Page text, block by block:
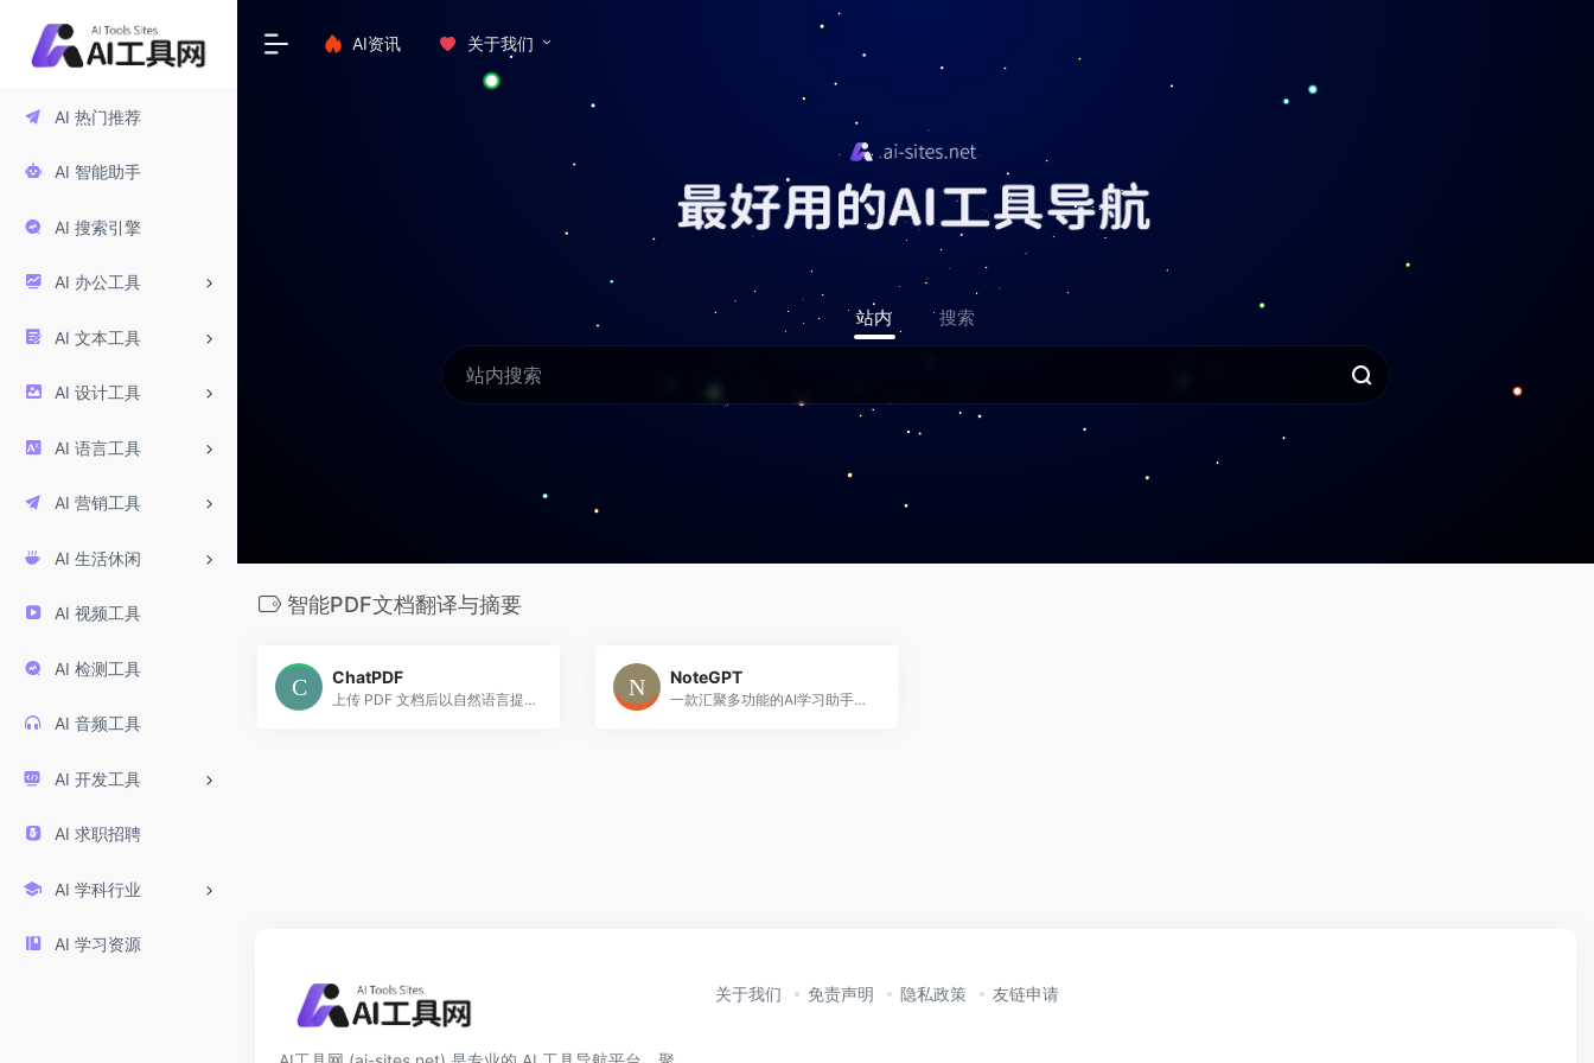
AI 热门推荐
AI 智能助手
AI 搜索引擎
AI 办公工具
AI 文本工具
AI 设计工具
AI 语言工具
AI 营销工具
AI 生活休闲
AI 视频工具
AI 检测工具
AI 音频工具
AI 开发工具
AI 求职招聘
AI 学科行业
AI 学习资源
AI资讯 关于我们
站内 搜索
智能PDF文档翻译与摘要
ChatPDF
上传 PDF 文档后以自然语言提问、生成摘要、跨多个文档对比内容，并提供免费与付费方案。特别适合学生、研究人员和专业人士快速理解长篇文档与查找关键信息。
NoteGPT
一款汇聚多功能的AI学习助手，凭借智能摘要、文档翻译和个性化问答等特色，帮助用户高效整理知识，轻松掌握内容。
关于我们 免责声明 隐私政策 友链申请